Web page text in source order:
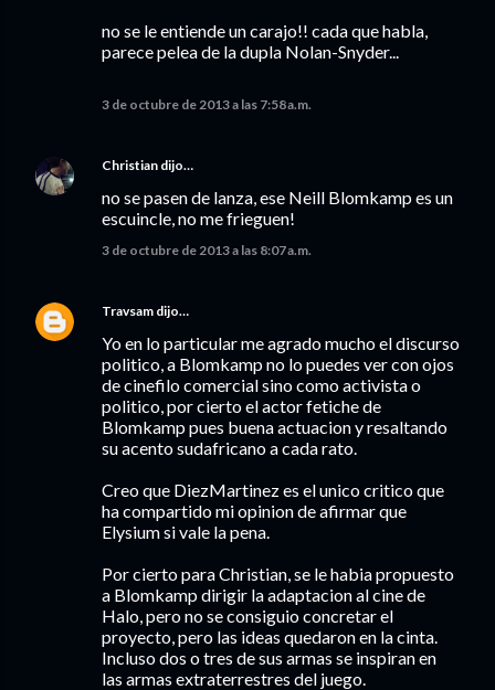
no se le entiende un carajo!! cada que habla,
parece pelea de la dupla Nolan-Snyder...
3 de octubre de 2013 a las 7:58 a.m.
Christian dijo…
no se pasen de lanza, ese Neill Blomkamp es un
escuincle, no me frieguen!
3 de octubre de 2013 a las 8:07 a.m.
Travsam dijo…
Yo en lo particular me agrado mucho el discurso
politico, a Blomkamp no lo puedes ver con ojos
de cinefilo comercial sino como activista o
politico, por cierto el actor fetiche de
Blomkamp pues buena actuacion y resaltando
su acento sudafricano a cada rato.
Creo que DiezMartinez es el unico critico que
ha compartido mi opinion de afirmar que
Elysium si vale la pena.
Por cierto para Christian, se le habia propuesto
a Blomkamp dirigir la adaptacion al cine de
Halo, pero no se consiguio concretar el
proyecto, pero las ideas quedaron en la cinta.
Incluso dos o tres de sus armas se inspiran en
las armas extraterrestres del juego.